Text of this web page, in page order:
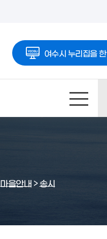
여수시 누리집을
마을안내 > 송시